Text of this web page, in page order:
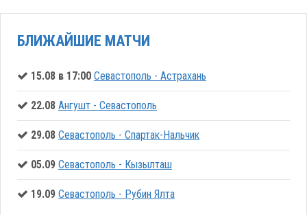
БЛИЖАЙШИЕ МАТЧИ
15.08 в 17:00 Севастополь - Астрахань
22.08 Ангушт - Севастополь
29.08 Севастополь - Спартак-Нальчик
05.09 Севастополь - Кызылташ
19.09 Севастополь - Рубин Ялта